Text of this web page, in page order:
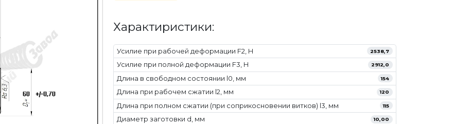
Характиристики:
Усилие при рабочей деформации F2, Н 2538,7
Усилие при полной деформации F3, Н 2912,0
Длина в свободном состоянии l0, мм 154
Длина при рабочем сжатии l2, мм 120
Длина при полном сжатии (при соприкосновении витков) l3, мм 115
Диаметр заготовки d, мм 10,00